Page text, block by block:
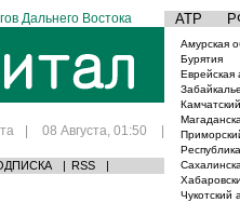
Дальнего Востока АТР
| 08 Августа, 01:50 |
| RSS |
Амурская
Бурятия
Еврейская
Чукотский